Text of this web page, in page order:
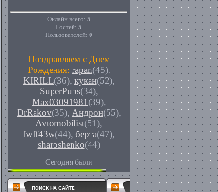
Онлайн всего: 5
Гостей: 5
Пользователей: 0
Поздравляем с Днем
Рождения: rapan(45),
KIRILL(36), кукан(52),
SuperPups(34),
Max03091981 (39),
DrRakov(35), Андрон(55),
Avtomobilist(51),
fwff43w(44), берта(47),
sharoshenko(44)
Сегодня были
ПОИСК НА САЙТЕ